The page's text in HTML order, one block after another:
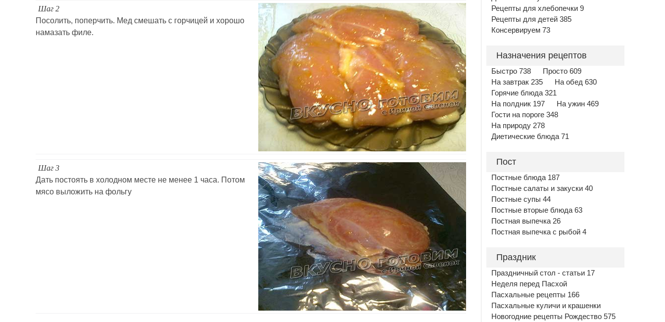
Шаг 2
Посолить, поперчить. Мед смешать с горчицей и хорошо
намазать филе.
Шаг 3
Дать постоять в холодном месте не менее 1 часа. Потом
мясо выложить на фольгу
Рецепты для хлебопечки 9
Рецепты для детей 385
Консервируем 73
Назначения рецептов
Быстро 738
Просто 609
На завтрак 235
На обед 630
Горячие блюда 321
На полдник 197
На ужин 469
Гости на пороге 348
На природу 278
Диетические блюда 71
Пост
Постные блюда 187
Постные салаты и закуски 40
Постные супы 44
Постные вторые блюда 63
Постная выпечка 26
Постная выпечка с рыбой 4
Праздник
Праздничный стол - статьи 17
Неделя перед Пасхой
Пасхальные рецепты 166
Пасхальные куличи и крашенки
Новогодние рецепты Рождество 575